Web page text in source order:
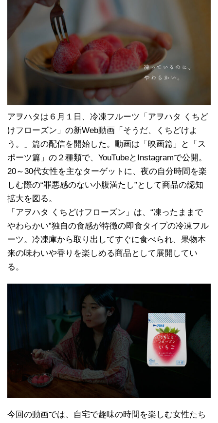
o
k
アヲハタは６月１日、冷凍フルーツ「アヲハタ くちど
けフローズン」の新Web動画「そうだ、くちどけよ
う。」篇の配信を開始した。動画は「映画篇」と「ス
ポーツ篇」の２種類で、YouTubeとInstagramで公開。
20～30代女性を主なターゲットに、夜の自分時間を楽
しむ際の“罪悪感のない小腹満たし”として商品の認知
拡大を図る。
「アヲハタ くちどけフローズン」は、“凍ったままで
やわらかい”独自の食感が特徴の即食タイプの冷凍フル
ーツ。冷凍庫から取り出してすぐに食べられ、果物本
来の味わいや香りを楽しめる商品として展開してい
る。
今回の動画では、自宅で趣味の時間を楽しむ女性たち